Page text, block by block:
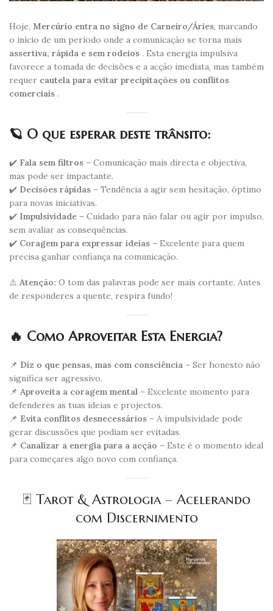
Hoje, Mercúrio entra no signo de Carneiro/Áries, marcando
o início de um período onde a comunicação se torna mais
assertiva, rápida e sem rodeios . Esta energia impulsiva
favorece a tomada de decisões e a acção imediata, mas também
requer cautela para evitar precipitações ou conflitos
comerciais .
🪐 O que esperar deste trânsito:
✔️ Fala sem filtros – Comunicação mais directa e objectiva,
mas pode ser impactante.
✔️ Decisões rápidas – Tendência a agir sem hesitação, óptimo
para novas iniciativas.
✔️ Impulsividade – Cuidado para não falar ou agir por impulso,
sem avaliar as consequências.
✔️ Coragem para expressar ideias – Excelente para quem
precisa ganhar confiança na comunicação.
⚠️ Atenção: O tom das palavras pode ser mais cortante. Antes
de responderes a quente, respira fundo!
🔥 Como Aproveitar Esta Energia?
📌 Diz o que pensas, mas com consciência – Ser honesto não
significa ser agressivo.
📌 Aproveita a coragem mental – Excelente momento para
defenderes as tuas ideias e projectos.
📌 Evita conflitos desnecessários – A impulsividade pode
gerar discussões que podiam ser evitadas.
📌 Canalizar a energia para a acção – Este é o momento ideal
para começares algo novo com confiança.
🃏 Tarot & Astrologia – Acelerando
com Discernimento